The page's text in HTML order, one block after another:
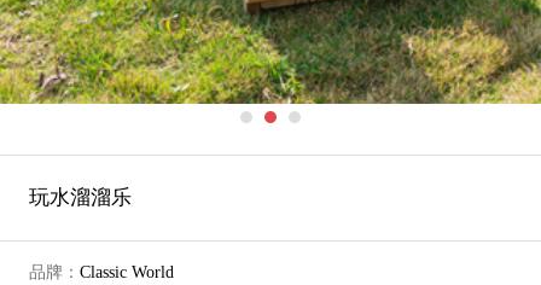
玩水溜溜乐
品牌： Classic World